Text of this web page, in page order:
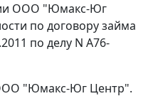
ООО "Юмакс-Юг
по договору займа
по делу N А76-
ООО "Юмакс-Юг Центр".